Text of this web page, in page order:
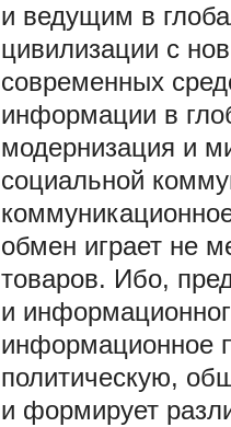
и ведущим в
цивилизации с
современных
информации в
модернизация и
социальной
обмен играет не
товаров. Ибо,
и
информационное
политическую,
и формирует